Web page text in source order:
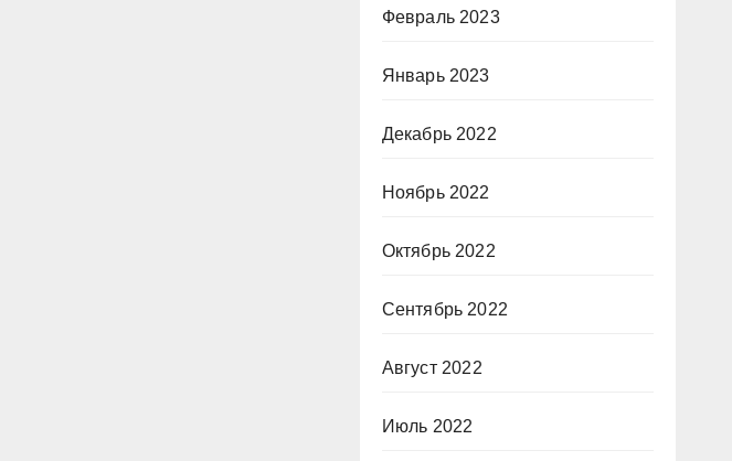
Февраль 2023
Январь 2023
Декабрь 2022
Ноябрь 2022
Октябрь 2022
Сентябрь 2022
Август 2022
Июль 2022